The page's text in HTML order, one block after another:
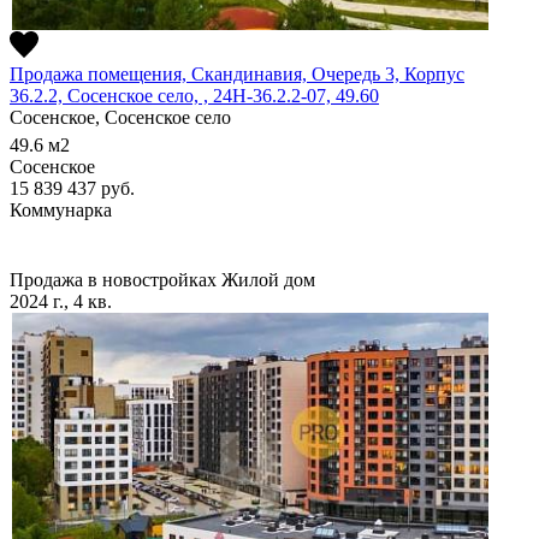
Продажа помещения, Скандинавия, Очередь 3, Корпус
36.2.2, Сосенское село, , 24Н-36.2.2-07, 49.60
Сосенское, Сосенское село
49.6 м2
Сосенское
15 839 437 руб.
Коммунарка
Продажа в новостройках Жилой дом
2024 г., 4 кв.